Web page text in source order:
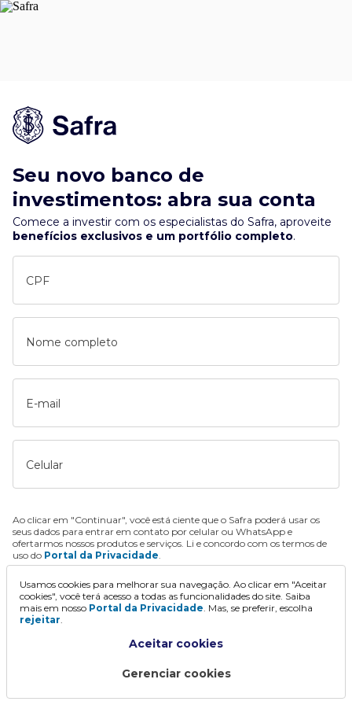
Seu novo banco de
investimentos: abra sua conta
Comece a investir com os especialistas do Safra, aproveite
benefícios exclusivos e um portfólio completo.
CPF
Nome completo
E-mail
Celular
Ao clicar em "Continuar", você está ciente que o Safra poderá usar os
seus dados para entrar em contato por celular ou WhatsApp e
ofertarmos nossos produtos e serviços. Li e concordo com os termos de
uso do Portal da Privacidade.
Continuar
Usamos cookies para melhorar sua navegação. Ao clicar em "Aceitar
cookies", você terá acesso a todas as funcionalidades do site. Saiba
mais em nosso Portal da Privacidade. Mas, se preferir, escolha
rejeitar.
Aceitar cookies
Gerenciar cookies